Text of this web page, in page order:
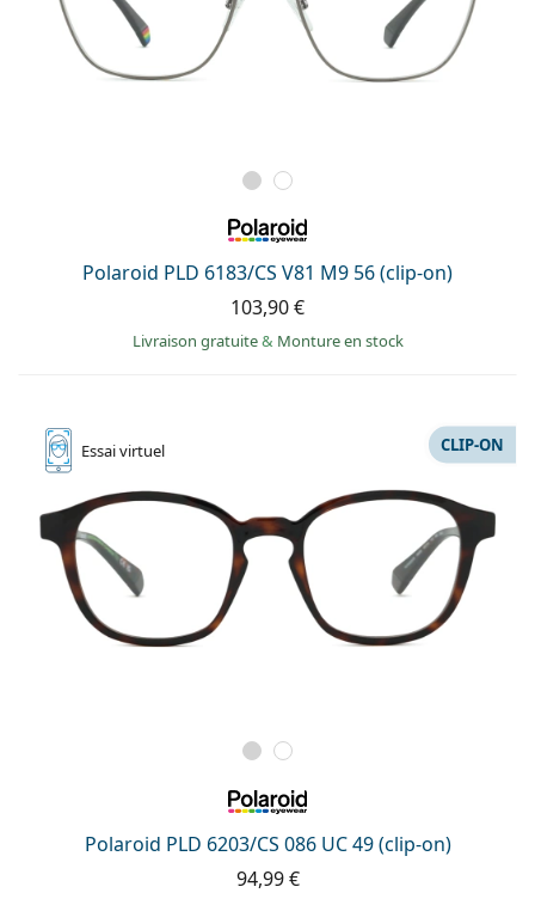
Polaroid PLD 6183/CS V81 M9 56 (clip-on)
103,90 €
Livraison gratuite& Monture en stock
Essaivirtuel
Polaroid PLD 6203/CS 086 UC 49 (clip-on)
CLIP-ON
94,99 €